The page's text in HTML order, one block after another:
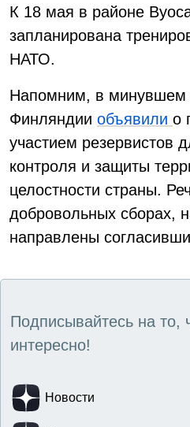
К 18 мая в районе
запланирована
НАТО.
Напомним, в минувшем
Финляндии объявили о
участием резервистов
контроля и защиты
целостности страны.
добровольных сборах,
направлены
Подписывайтесь на то,
интересно!
Новости